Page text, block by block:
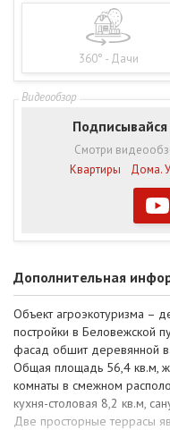
360° - Дачи
Смотри
Квартиры
Дома.
Дополнительная
Объект агроэкотуризма –
постройки в Беловежской
фасад обшит деревянной
Общая площадь 56,4 кв.м,
комнаты в смежном
кухня-столовая 8,2 кв.м,
Две просторные террасы